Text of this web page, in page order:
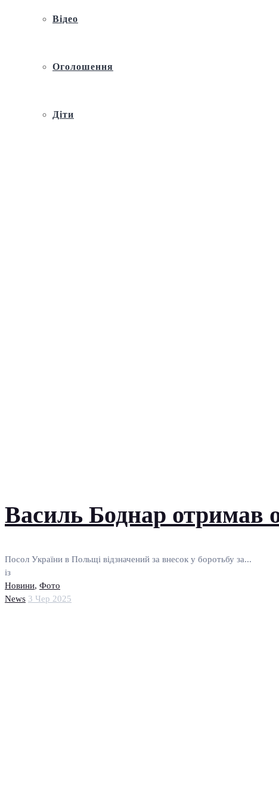
Відео
Оголошення
Діти
Василь Боднар отримав
Посол України в Польщі відзначений за внесок у боротьбу за...
із
Новини, Фото
News 3 Чер 2025